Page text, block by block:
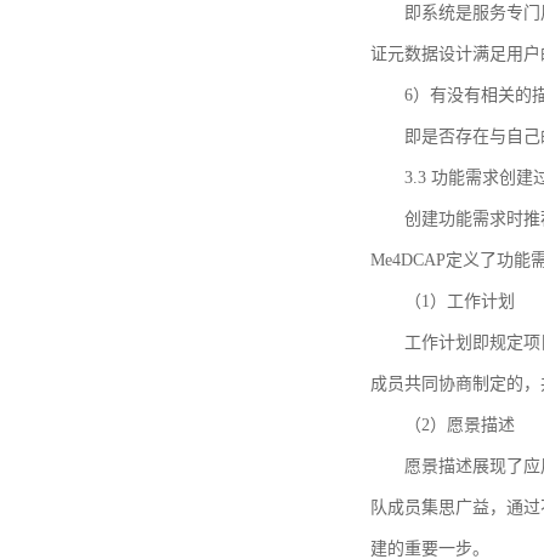
即系统是服务专
证元数据设计满足用
6）有没有相关的
即是否存在与自
3.3 功能需求创建
创建功能需求时推
Me4DCAP定义了功能
（1）工作计划
工作计划即规定
成员共同协商制定的
（2）愿景描述
愿景描述展现了
队成员集思广益，通
建的重要一步。